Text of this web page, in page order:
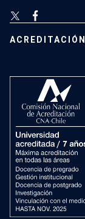
ACREDITACIÓN